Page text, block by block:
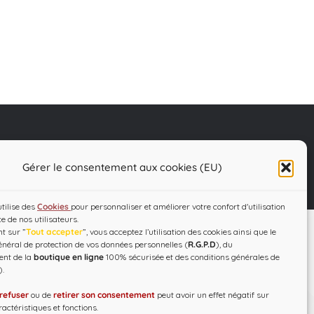
Gérer le consentement aux cookies (EU)
desCookies pour personnaliser et améliorer votre confort d'utilisation
de nos utilisateurs.
sur ”Tout accepter”, vous acceptez l’utilisation des cookies ainsi que le
de protection de vos données personnelles (R.G.P.D), du
de la boutique en ligne 100% sécurisée et des conditions générales de
).
refuser ou de retirer son consentement peut avoir un effet négatif sur
et fonctions.